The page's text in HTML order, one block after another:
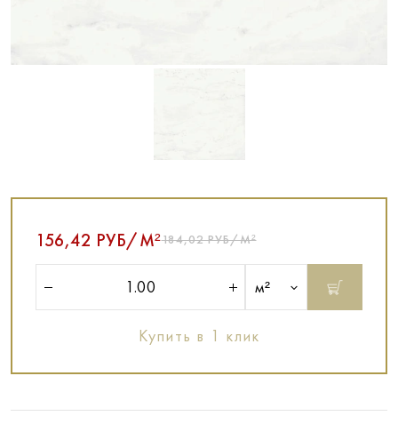
156,42 РУБ/М²184,02 РУБ/М²
м²
Купить в 1 клик